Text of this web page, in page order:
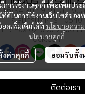
ติดต่อเรา
การใช้งานคุกกี้ เพื่อเพิ่มปร
ดีในการใช้งานเว็บไซต์ของ
ยดเพิ่มเติมได้ที่นโยบายควา
นโยบายคุกกี้
งค่าคุกกี้ ยอมรับทั้ง
94 หมู่ที่ 9 ตำบลบางปล
จ.สมุทรปราการ 10540
5 Fax 02-090-2506
lock.com
| All Rights Reserved |